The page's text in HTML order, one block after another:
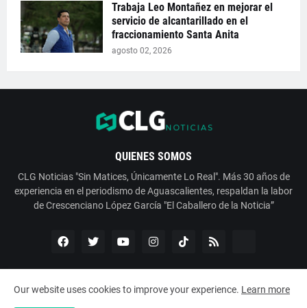
Trabaja Leo Montañez en mejorar el
servicio de alcantarillado en el
fraccionamiento Santa Anita
agosto 02, 2026
QUIENES SOMOS
CLG Noticias "Sin Matices, Únicamente Lo Real". Más 30 años de
experiencia en el periodismo de Aguascalientes, respaldan la labor
de Crescenciano López García "El Caballero de la Noticia”
ESNoticia con Crescenciano López García
Our website uses cookies to improve your experience. Learn more